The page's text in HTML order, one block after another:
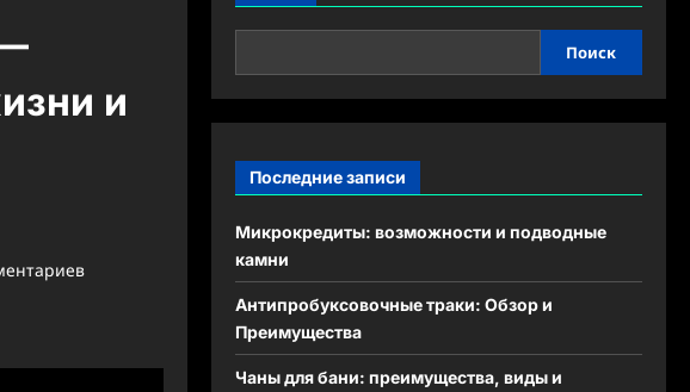
и
Поиск
Последние записи
Микрокредиты: возможности и подводные
камни
Антипробуксовочные траки: Обзор и
Преимущества
Чаны для бани: преимущества, виды и